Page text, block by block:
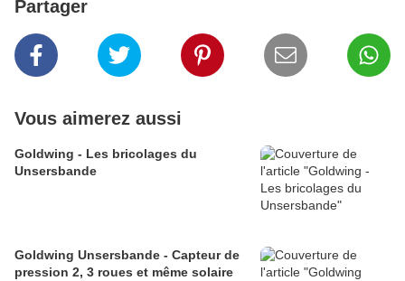
Partager
Vous aimerez aussi
Goldwing - Les bricolages du
Unsersbande
Goldwing Unsersbande - Capteur de
pression 2, 3 roues et même solaire